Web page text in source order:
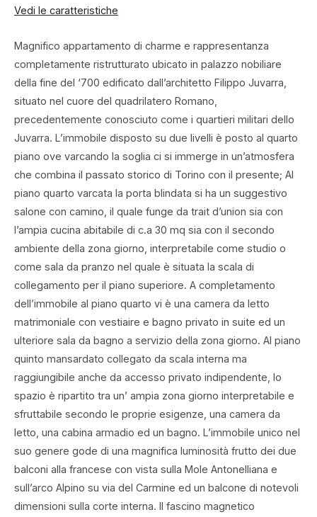
Vedi le caratteristiche
Magnifico appartamento di charme e rappresentanza
completamente ristrutturato ubicato in palazzo nobiliare
della fine del ‘700 edificato dall’architetto Filippo Juvarra,
situato nel cuore del quadrilatero Romano,
precedentemente conosciuto come i quartieri militari dello
Juvarra. L’immobile disposto su due livelli è posto al quarto
piano ove varcando la soglia ci si immerge in un’atmosfera
che combina il passato storico di Torino con il presente; Al
piano quarto varcata la porta blindata si ha un suggestivo
salone con camino, il quale funge da trait d’union sia con
l’ampia cucina abitabile di c.a 30 mq sia con il secondo
ambiente della zona giorno, interpretabile come studio o
come sala da pranzo nel quale è situata la scala di
collegamento per il piano superiore. A completamento
dell’immobile al piano quarto vi è una camera da letto
matrimoniale con vestiaire e bagno privato in suite ed un
ulteriore sala da bagno a servizio della zona giorno. Al piano
quinto mansardato collegato da scala interna ma
raggiungibile anche da accesso privato indipendente, lo
spazio è ripartito tra un’ ampia zona giorno interpretabile e
sfruttabile secondo le proprie esigenze, una camera da
letto, una cabina armadio ed un bagno. L’immobile unico nel
suo genere gode di una magnifica luminosità frutto dei due
balconi alla francese con vista sulla Mole Antonelliana e
sull’arco Alpino su via del Carmine ed un balcone di notevoli
dimensioni sulla corte interna. Il fascino magnetico